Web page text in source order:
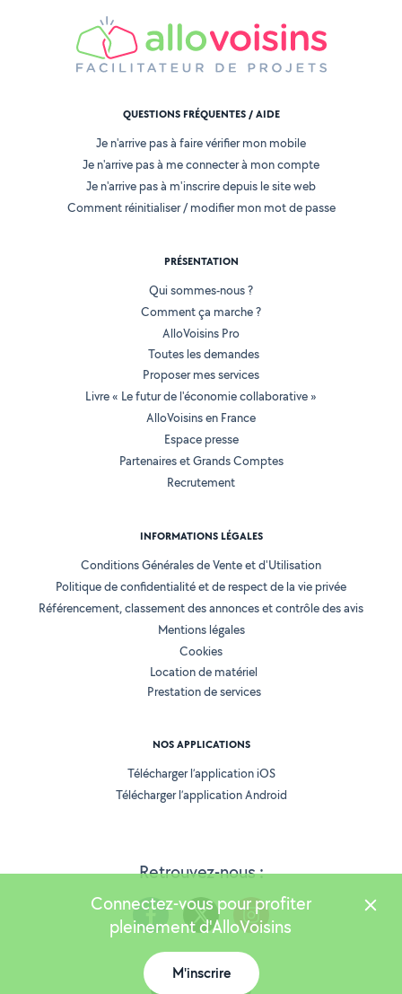
Retrouvez-nous :
QUESTIONS FRÉQUENTES / AIDE
Je n'arrive pas à faire vérifier mon mobile
Je n'arrive pas à me connecter à mon compte
Je n'arrive pas à m'inscrire depuis le site web
Comment réinitialiser / modifier mon mot de passe
PRÉSENTATION
Qui sommes-nous ?
Comment ça marche ?
AlloVoisins Pro
Toutes les demandes
Proposer mes services
Livre « Le futur de l'économie collaborative »
AlloVoisins en France
Espace presse
Partenaires et Grands Comptes
Recrutement
INFORMATIONS LÉGALES
Conditions Générales de Vente et d'Utilisation
Politique de confidentialité et de respect de la vie privée
Référencement, classement des annonces et contrôle des avis
Mentions légales
Cookies
Location de matériel
Prestation de services
NOS APPLICATIONS
Télécharger l’application iOS
Télécharger l’application Android
Version 25.5.3
Connectez-vous pour profiter
pleinement d'AlloVoisins
M'inscrire